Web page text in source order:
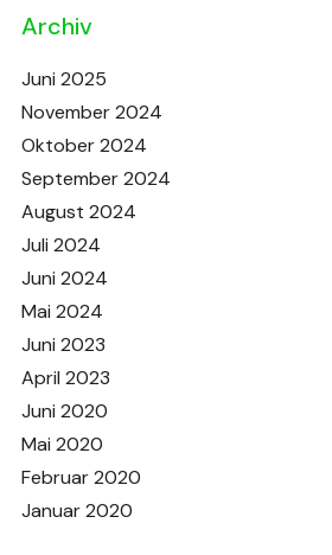
Archiv
Juni 2025
November 2024
Oktober 2024
September 2024
August 2024
Juli 2024
Juni 2024
Mai 2024
Juni 2023
April 2023
Juni 2020
Mai 2020
Februar 2020
Januar 2020